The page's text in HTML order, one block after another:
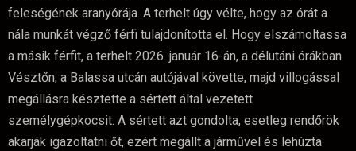
feleségének aranyórája. A terhelt úgy vélte, hogy az órát a
nála munkát végző férfi tulajdonította el. Hogy elszámoltassa
a másik férfit, a terhelt 2026. január 16-án, a délutáni órákban
Vésztőn, a Balassa utcán autójával követte, majd villogással
megállásra késztette a sértett által vezetett
személygépkocsit. A sértett azt gondolta, esetleg rendőrök
akarják igazoltatni őt, ezért megállt a járművel és lehúzta